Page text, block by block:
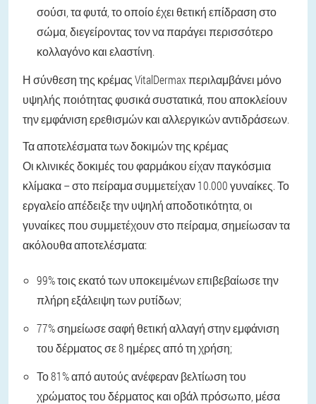
σούσι, τα φυτά, το οποίο έχει θετική επίδραση στο
σώμα, διεγείροντας τον να παράγει περισσότερο
κολλαγόνο και ελαστίνη.
Η σύνθεση της κρέμας VitalDermax περιλαμβάνει μόνο
υψηλής ποιότητας φυσικά συστατικά, που αποκλείουν
την εμφάνιση ερεθισμών και αλλεργικών αντιδράσεων.
Τα αποτελέσματα των δοκιμών της κρέμας
Οι κλινικές δοκιμές του φαρμάκου είχαν παγκόσμια
κλίμακα – στο πείραμα συμμετείχαν 10.000 γυναίκες. Το
εργαλείο απέδειξε την υψηλή αποδοτικότητα, οι
γυναίκες που συμμετέχουν στο πείραμα, σημείωσαν τα
ακόλουθα αποτελέσματα:
99% τοις εκατό των υποκειμένων επιβεβαίωσε την
πλήρη εξάλειψη των ρυτίδων;
77% σημείωσε σαφή θετική αλλαγή στην εμφάνιση
του δέρματος σε 8 ημέρες από τη χρήση;
Το 81% από αυτούς ανέφεραν βελτίωση του
χρώματος του δέρματος και οβάλ πρόσωπο, μέσα